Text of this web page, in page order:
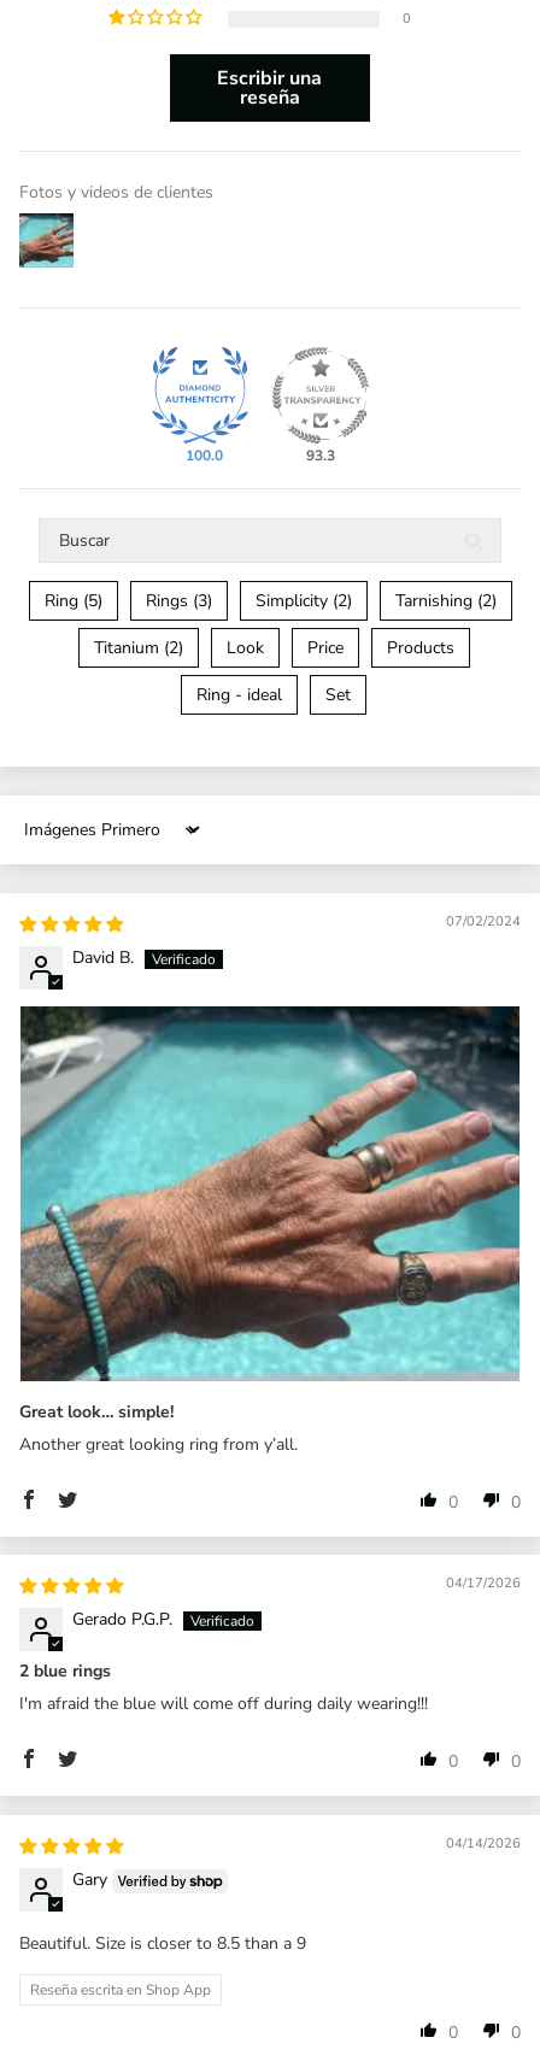
0
Escribir una
reseña
Fotos y videos de clientes
100.0 93.3
Ring (5) Rings (3) Simplicity (2) Tarnishing (2)
Titanium (2) Look Price Products
Ring - ideal Set
Sort by
07/02/2024
David B.
Great look… simple!
Another great looking ring from y’all.
0 0
04/17/2026
Gerado P.G.P.
2 blue rings
I'm afraid the blue will come off during daily wearing!!!
0 0
04/14/2026
Gary
Beautiful. Size is closer to 8.5 than a 9
Reseña escrita en Shop App
0 0